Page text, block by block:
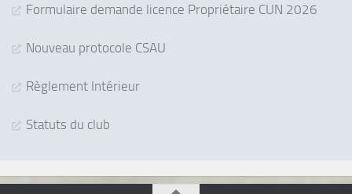
Formulaire demande licence Propriétaire CUN 2026
Nouveau protocole CSAU
Règlement Intérieur
Statuts du club